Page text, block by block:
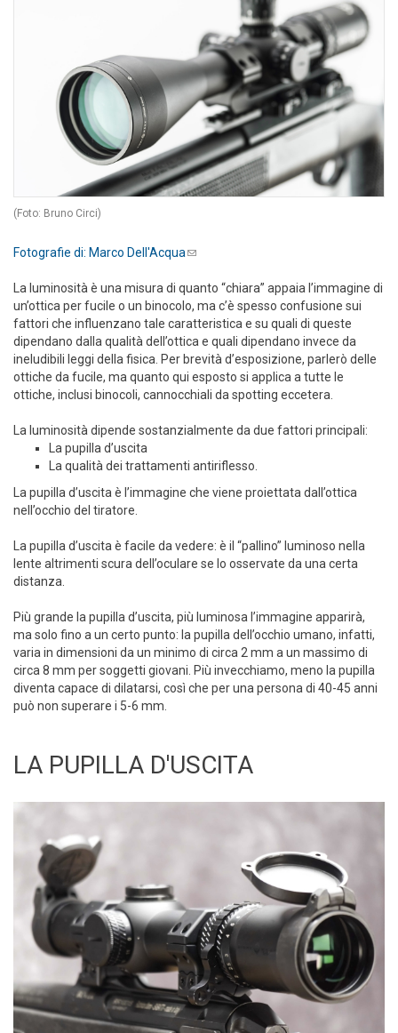
(Foto: Bruno Circi)
Fotografie di: Marco Dell'Acqua(link sends e-mail)
La luminosità è una misura di quanto “chiara” appaia l’immagine di
un’ottica per fucile o un binocolo, ma c’è spesso confusione sui
fattori che influenzano tale caratteristica e su quali di queste
dipendano dalla qualità dell’ottica e quali dipendano invece da
ineludibili leggi della fisica. Per brevità d’esposizione, parlerò delle
ottiche da fucile, ma quanto qui esposto si applica a tutte le
ottiche, inclusi binocoli, cannocchiali da spotting eccetera.
La luminosità dipende sostanzialmente da due fattori principali:
La pupilla d’uscita
La qualità dei trattamenti antiriflesso.
La pupilla d’uscita è l’immagine che viene proiettata dall’ottica
nell’occhio del tiratore.
La pupilla d’uscita è facile da vedere: è il “pallino” luminoso nella
lente altrimenti scura dell’oculare se lo osservate da una certa
distanza.
Più grande la pupilla d’uscita, più luminosa l’immagine apparirà,
ma solo fino a un certo punto: la pupilla dell’occhio umano, infatti,
varia in dimensioni da un minimo di circa 2 mm a un massimo di
circa 8 mm per soggetti giovani. Più invecchiamo, meno la pupilla
diventa capace di dilatarsi, così che per una persona di 40-45 anni
può non superare i 5-6 mm.
LA PUPILLA D'USCITA